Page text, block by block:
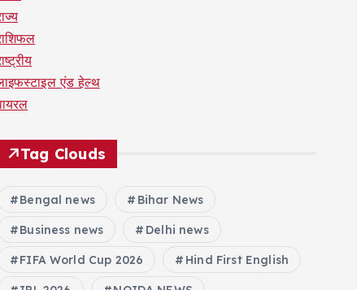
एंड हेल्थ
Tag Clouds
Bengal news Bihar News
Business news Delhi news
FIFA World Cup 2026 Hind First English